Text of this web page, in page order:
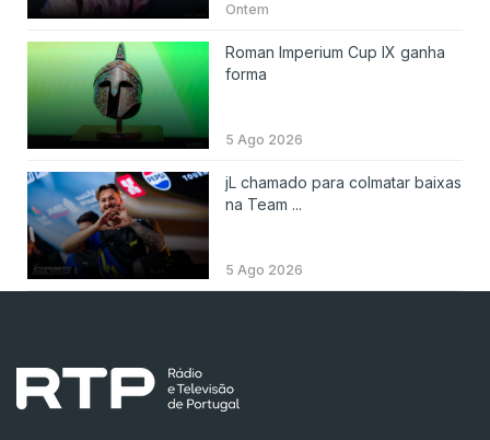
Ontem
Roman Imperium Cup IX ganha
forma
5 Ago 2026
jL chamado para colmatar baixas
na Team ...
5 Ago 2026